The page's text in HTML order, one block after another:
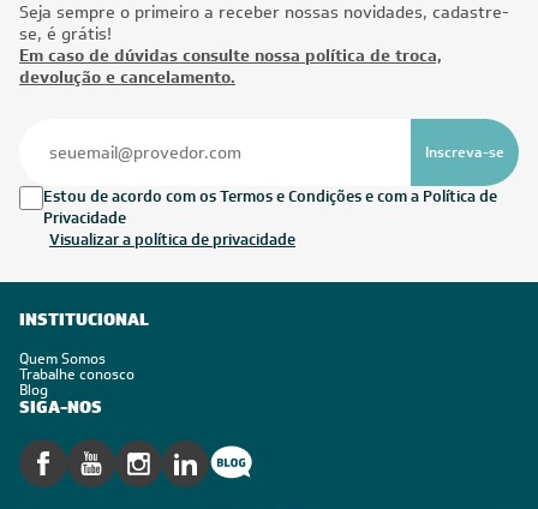
Seja sempre o primeiro a receber nossas novidades, cadastre-
se, é grátis!
Em caso de dúvidas consulte nossa política de troca,
devolução e cancelamento.
Inscreva-se
Estou de acordo com os Termos e Condições e com a Política de
Privacidade
Visualizar a política de privacidade
INSTITUCIONAL
Quem Somos
Trabalhe conosco
Blog
SIGA-NOS